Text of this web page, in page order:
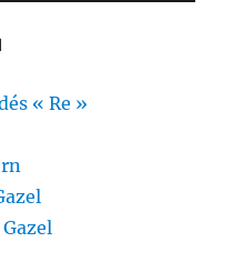
« Re »